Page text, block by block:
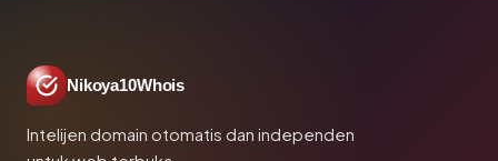
Nikoya10Whois
Intelijen domain otomatis dan independen